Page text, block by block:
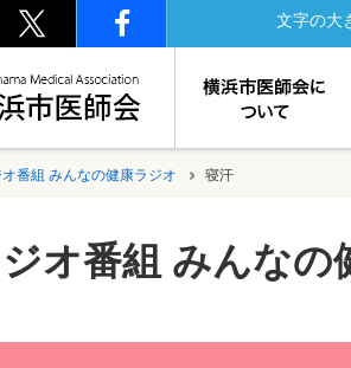
文字の大
オ番組 みんなの健康ラジオ 寝汗
オ番組 みんなの